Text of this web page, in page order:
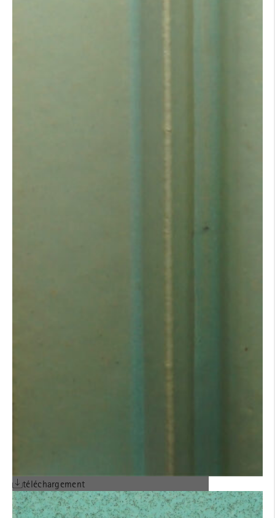
CGV EN ALLEMAND
téléchargement